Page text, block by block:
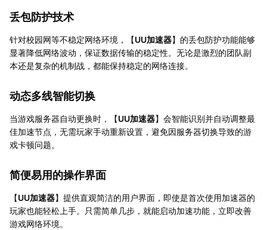
丢包防护技术
针对校园网等不稳定网络环境，【UU加速器】的丢包防护功能能够
显著降低网络波动，保证数据传输的稳定性。无论是激烈的团队副
本还是复杂的机制战，都能保持稳定的网络连接。
动态多线智能切换
当游戏服务器自动更换时，【UU加速器】会智能识别并自动调整最
佳加速节点，无需玩家手动重新设置，避免因服务器切换导致的游
戏卡顿问题。
简便易用的操作界面
【UU加速器】提供直观简洁的用户界面，即使是首次使用加速器的
玩家也能轻松上手。只需简单几步，就能启动加速功能，立即改善
游戏网络环境。